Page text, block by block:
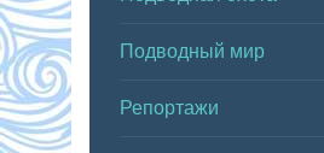
Подводный мир
Репортажи